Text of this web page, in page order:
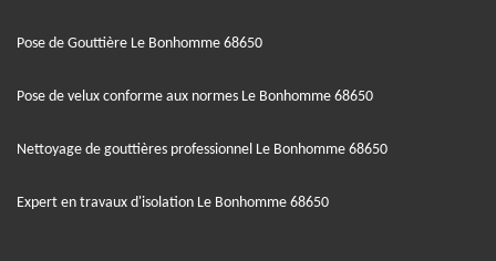
Pose de Gouttière Le Bonhomme 68650
Pose de velux conforme aux normes Le Bonhomme 68650
Nettoyage de gouttières professionnel Le Bonhomme 68650
Expert en travaux d'isolation Le Bonhomme 68650